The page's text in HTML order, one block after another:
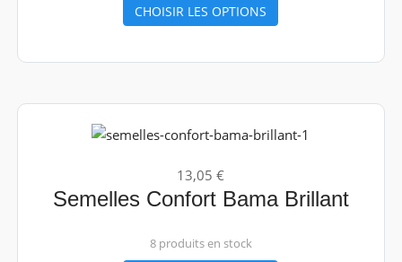
CHOISIR LES OPTIONS
13,05 €
Semelles Confort Bama Brillant
8 produits en stock